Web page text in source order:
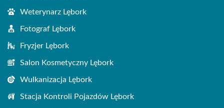
Weterynarz Lębork
Fotograf Lębork
Fryzjer Lębork
Salon Kosmetyczny Lębork
Wulkanizacja Lębork
Stacja Kontroli Pojazdów Lębork